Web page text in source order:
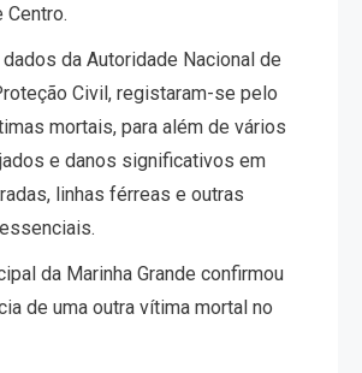
da Autoridade Nacional de
Civil, registaram-se pelo
mortais, para além de vários
e danos significativos em
linhas férreas e outras
da Marinha Grande confirmou
de uma outra vítima mortal no